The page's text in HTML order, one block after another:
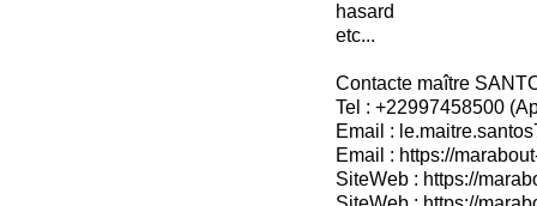
hasard
etc...
Contacte maître
Tel : +22997458500
Email :
Email : https://
SiteWeb : https://